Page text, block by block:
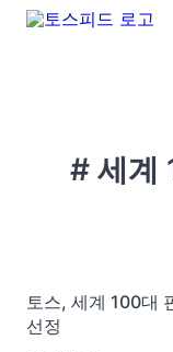
# 세계
토스, 세계 100대
선정